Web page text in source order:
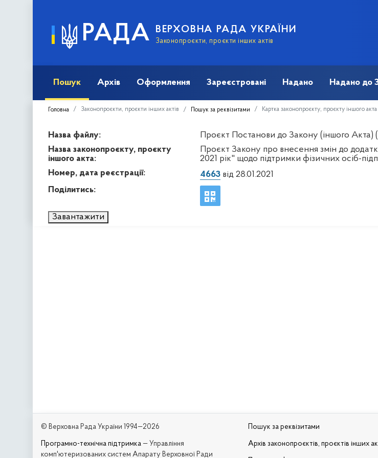
РАДА ВЕРХОВНА РАДА УКРАЇНИ
Законопроєкти, проєкти інших актів
Пошук Архів Оформлення Зареєстровані Надано Надано до
Головна Законопроєкти, проєкти інших актів Пошук за реквізитами Картка законопроєкту, проєкту іншого акта
Назва файлу:
Проєкт Постанови до Закону (іншого Акта)
Назва законопроєкту, проєкту
іншого акта:
Проєкт Закону про внесення змін до
2021 рік" щодо підтримки фізичних осіб-
Номер, дата реєстрації:
4663від 28.01.2021
Поділитись:
Завантажити
© Верховна Рада України 1994—2026
Програмно-технічна підтримка — Управління
комп'ютеризованих систем Апарату Верховної Ради
Пошук за реквізитами
Архів законопроєктів, проєктів інших